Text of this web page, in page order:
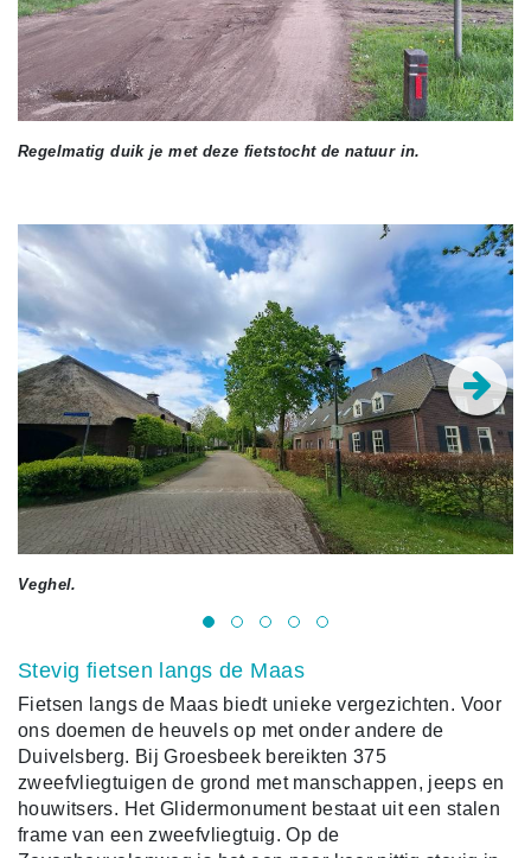
Regelmatig duik je met deze fietstocht de natuur in.
Veghel.
Stevig fietsen langs de Maas
Fietsen langs de Maas biedt unieke vergezichten. Voor
ons doemen de heuvels op met onder andere de
Duivelsberg. Bij Groesbeek bereikten 375
zweefvliegtuigen de grond met manschappen, jeeps en
houwitsers. Het Glidermonument bestaat uit een stalen
frame van een zweefvliegtuig. Op de